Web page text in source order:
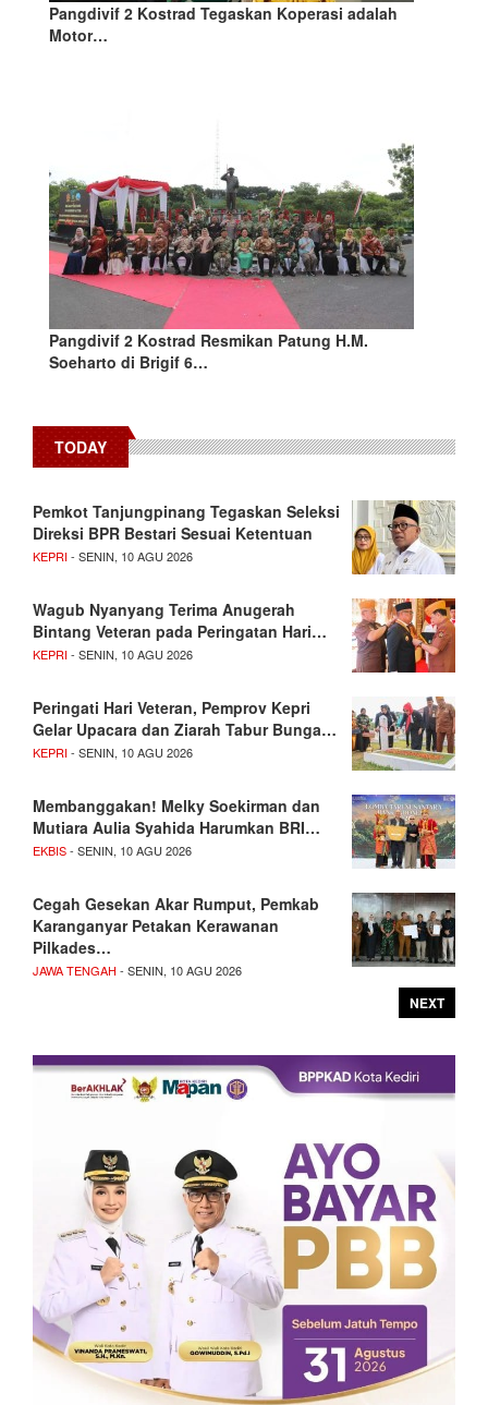
Pangdivif 2 Kostrad Tegaskan Koperasi adalah
Motor…
Pangdivif 2 Kostrad Resmikan Patung H.M.
Soeharto di Brigif 6…
TODAY
Pemkot Tanjungpinang Tegaskan Seleksi
Direksi BPR Bestari Sesuai Ketentuan
KEPRI- SENIN, 10 AGU 2026
Wagub Nyanyang Terima Anugerah
Bintang Veteran pada Peringatan Hari…
KEPRI- SENIN, 10 AGU 2026
Peringati Hari Veteran, Pemprov Kepri
Gelar Upacara dan Ziarah Tabur Bunga…
KEPRI- SENIN, 10 AGU 2026
Membanggakan! Melky Soekirman dan
Mutiara Aulia Syahida Harumkan BRI…
EKBIS- SENIN, 10 AGU 2026
Cegah Gesekan Akar Rumput, Pemkab
Karanganyar Petakan Kerawanan
Pilkades…
JAWA TENGAH - SENIN, 10 AGU 2026
NEXT